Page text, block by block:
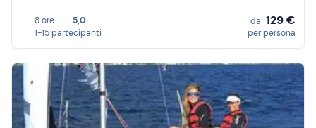
8 ore
5,0
1-15 partecipanti
da 129 €
per persona